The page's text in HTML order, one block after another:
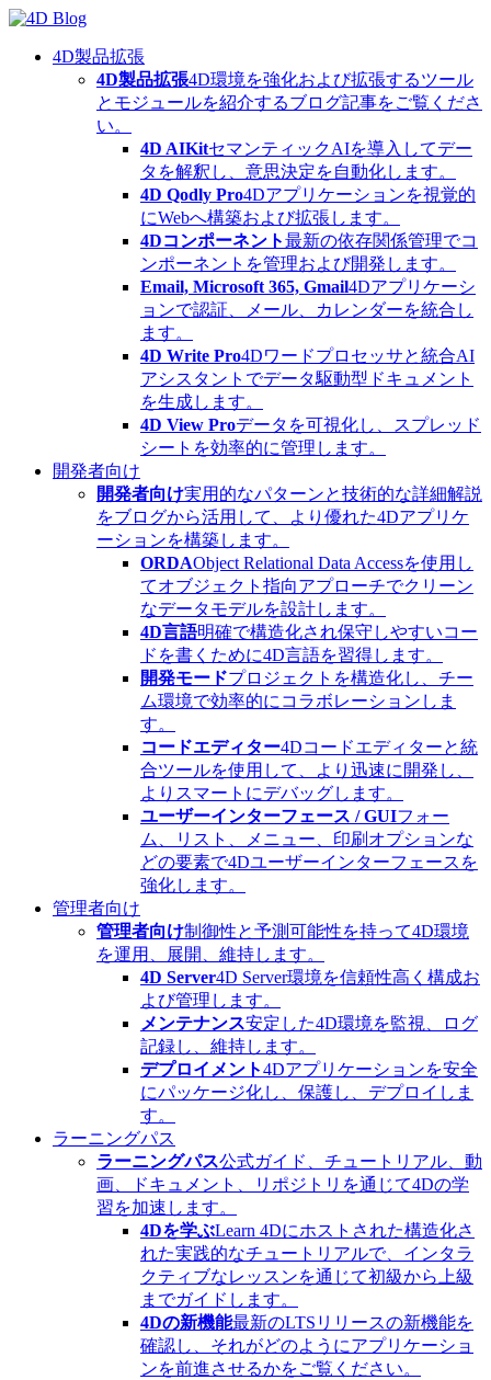
Skip
content4D製品拡張
4D製品拡張4D環境を強化および拡張するツール
とモジュールを紹介するブログ記事をご覧くださ
い。
4D AIKitセマンティックAIを導入してデー
タを解釈し、意思決定を自動化します。
4D Qodly Pro4Dアプリケーションを視覚的
にWebへ構築および拡張します。
4Dコンポーネント最新の依存関係管理でコ
ンポーネントを管理および開発します。
Email, Microsoft 365, Gmail4Dアプリケーシ
ョンで認証、メール、カレンダーを統合し
ます。
4D Write Pro4Dワードプロセッサと統合AI
アシスタントでデータ駆動型ドキュメント
を生成します。
4D View Proデータを可視化し、スプレッド
シートを効率的に管理します。
開発者向け
開発者向け実用的なパターンと技術的な詳細解説
をブログから活用して、より優れた4Dアプリケ
ーションを構築します。
ORDAObject Relational Data Accessを使用し
てオブジェクト指向アプローチでクリーン
なデータモデルを設計します。
4D言語明確で構造化され保守しやすいコー
ドを書くために4D言語を習得します。
開発モードプロジェクトを構造化し、チー
ム環境で効率的にコラボレーションしま
す。
コードエディター4Dコードエディターと統
合ツールを使用して、より迅速に開発し、
よりスマートにデバッグします。
ユーザーインターフェース / GUIフォー
ム、リスト、メニュー、印刷オプションな
どの要素で4Dユーザーインターフェースを
強化します。
管理者向け
管理者向け制御性と予測可能性を持って4D環境
を運用、展開、維持します。
4D Server4D Server環境を信頼性高く構成お
よび管理します。
メンテナンス安定した4D環境を監視、ログ
記録し、維持します。
デプロイメント4Dアプリケーションを安全
にパッケージ化し、保護し、デプロイしま
す。
ラーニングパス
ラーニングパス公式ガイド、チュートリアル、動
画、ドキュメント、リポジトリを通じて4Dの学
習を加速します。
4Dを学ぶLearn 4Dにホストされた構造化さ
れた実践的なチュートリアルで、インタラ
クティブなレッスンを通じて初級から上級
までガイドします。
4Dの新機能最新のLTSリリースの新機能を
確認し、それがどのようにアプリケーショ
ンを前進させるかをご覧ください。